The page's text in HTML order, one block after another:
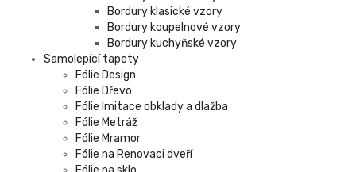
Bordury klasické vzory
Bordury koupelnové vzory
Bordury kuchyňské vzory
Samolepící tapety
Fólie Design
Fólie Dřevo
Fólie Imitace obklady a dlažba
Fólie Metráž
Fólie Mramor
Fólie na Renovaci dveří